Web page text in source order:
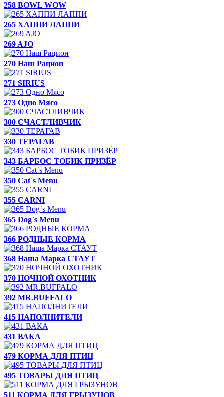
258 BOWL WOW
265 ХАППИ ЛАППИ
269 AJO
270 Наш Рацион
271 SIRIUS
273 Одно Мясо
300 СЧАСТЛИВЧИК
330 ТЕРАГАВ
343 БАРБОС ТОБИК ПРИЗЁР
350 Cat`s Menu
355 CARNI
365 Dog`s Menu
366 РОДНЫЕ КОРМА
368 Наша Марка СТАУТ
370 НОЧНОЙ ОХОТНИК
392 MR.BUFFALO
415 НАПОЛНИТЕЛИ
431 ВАКА
479 КОРМА ДЛЯ ПТИЦ
495 ТОВАРЫ ДЛЯ ПТИЦ
511 КОРМА ДЛЯ ГРЫЗУНОВ